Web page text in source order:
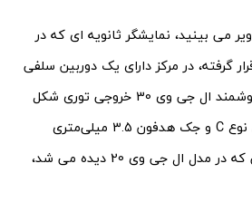
می بینید، نمایشگر ثانویه ای که در
گرفته، در مرکز دارای یک دوربین سلفی
است. در پایین گوشی هوشمند ال جی وی 30 خروجی توری شکل
اسپیکر، پورت یو اس بی نوع C و جک هدفون 3.5 میلی‌متری
درست در همان موقعیتی که در مدل ال جی وی 20 دیده می شد،